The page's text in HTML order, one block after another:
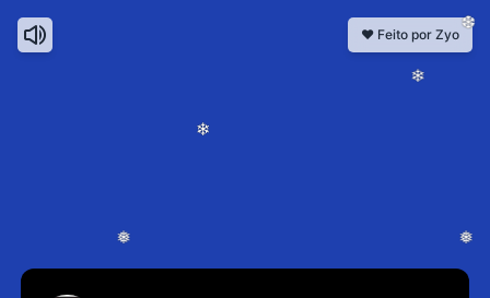
❅
❄
❄
❅
❆
❤️ Feito por Zyo